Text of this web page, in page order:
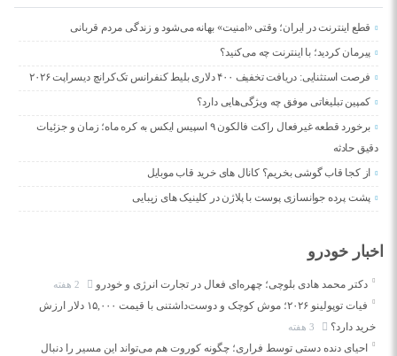
قطع اینترنت در ایران؛ وقتی «امنیت» بهانه می‌شود و زندگی مردم قربانی
پیرمان کردید؛ با اینترنت چه می‌کنید؟
فرصت استثنایی: دریافت تخفیف ۴۰۰ دلاری بلیط کنفرانس تک‌کرانچ دیسراپت ۲۰۲۶
کمپین تبلیغاتی موفق چه ویژگی‌هایی دارد؟
برخورد قطعه غیرفعال راکت فالکون ۹ اسپیس ایکس به کره ماه؛ زمان و جزئیات
دقیق حادثه
از کجا قاب گوشی بخریم؟ کانال های خرید قاب موبایل
پشت پرده جوانسازی پوست با پلاژن در کلینیک های زیبایی
اخبار خودرو
دکتر محمد هادی بلوچی؛ چهره‌ای فعال در تجارت انرژی و خودرو
فیات توپولینو ۲۰۲۶؛ موش کوچک و دوست‌داشتنی با قیمت ۱۵,۰۰۰ دلار ارزش
خرید دارد؟
احیای دنده دستی توسط فراری؛ چگونه کوروت هم می‌تواند این مسیر را دنبال